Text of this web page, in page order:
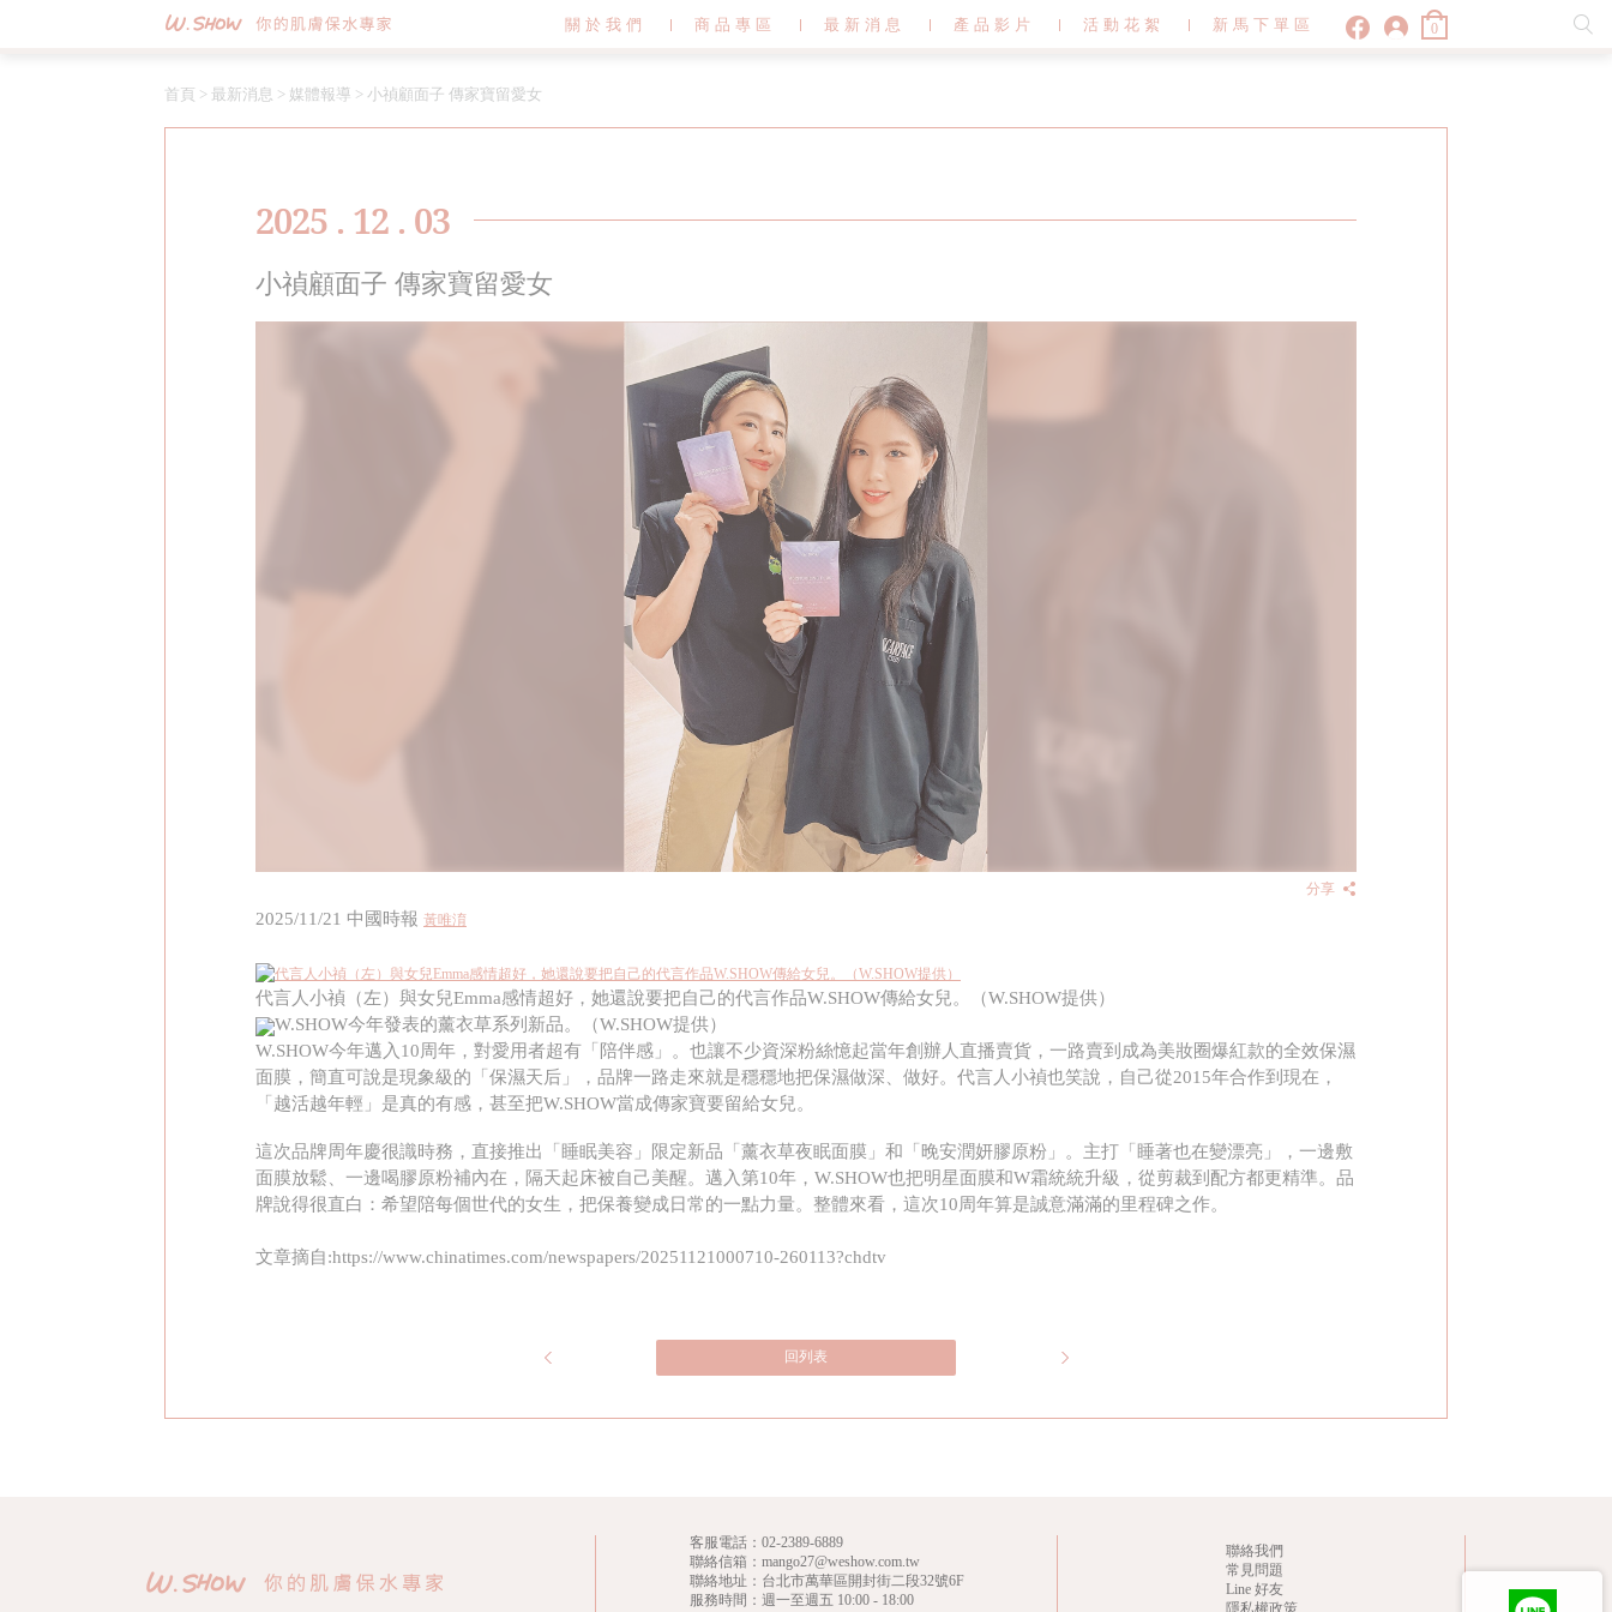
關於我們 商品專區 最新消息 產品影片 活動花絮 新馬下單區 0
首頁 > 最新消息 > 媒體報導 > 小禎顧面子 傳家寶留愛女
2025 . 12 . 03
小禎顧面子 傳家寶留愛女
分享
2025/11/21 中國時報 黃唯淯
代言人小禎（左）與女兒Emma感情超好，她還說要把自己的代言作品W.SHOW傳給女兒。（W.SHOW提供）
W.SHOW今年發表的薰衣草系列新品。（W.SHOW提供）
W.SHOW今年邁入10周年，對愛用者超有「陪伴感」。也讓不少資深粉絲憶起當年創辦人直播賣貨，一路賣到成為美妝圈爆紅款的全效保濕
面膜，簡直可說是現象級的「保濕天后」，品牌一路走來就是穩穩地把保濕做深、做好。代言人小禎也笑說，自己從2015年合作到現在，
「越活越年輕」是真的有感，甚至把W.SHOW當成傳家寶要留給女兒。
這次品牌周年慶很識時務，直接推出「睡眠美容」限定新品「薰衣草夜眠面膜」和「晚安潤妍膠原粉」。主打「睡著也在變漂亮」，一邊敷
面膜放鬆、一邊喝膠原粉補內在，隔天起床被自己美醒。邁入第10年，W.SHOW也把明星面膜和W霜統統升級，從剪裁到配方都更精準。品
牌說得很直白：希望陪每個世代的女生，把保養變成日常的一點力量。整體來看，這次10周年算是誠意滿滿的里程碑之作。
文章摘自:https://www.chinatimes.com/newspapers/20251121000710-260113?chdtv
回列表
客服電話： 02-2389-6889
聯絡信箱：mango27@weshow.com.tw
聯絡地址：台北市萬華區開封街二段32號6F
服務時間：週一至週五 10:00 - 18:00
聯絡我們
常見問題
Line 好友
隱私權政策